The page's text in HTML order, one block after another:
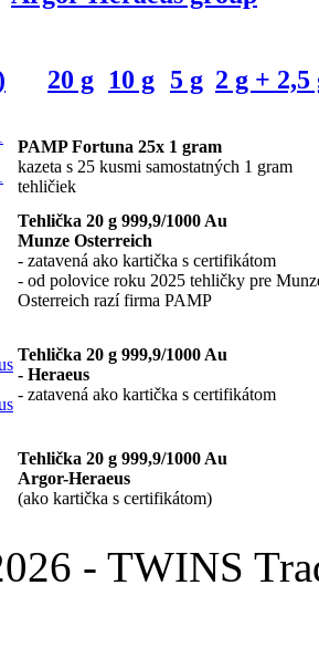
20 g 10 g 5 g 2 g + 2,5
PAMP Fortuna 25x 1 gram
kazeta s 25 kusmi samostatných 1 gram
tehličiek
Tehlička 20 g 999,9/1000 Au
Munze Osterreich
- zatavená ako kartička s certifikátom
- od polovice roku 2025 tehličky pre
Osterreich razí firma PAMP
Tehlička 20 g 999,9/1000 Au
- Heraeus
- zatavená ako kartička s certifikátom
Tehlička 20 g 999,9/1000 Au
Argor-Heraeus
(ako kartička s certifikátom)
- TWINS